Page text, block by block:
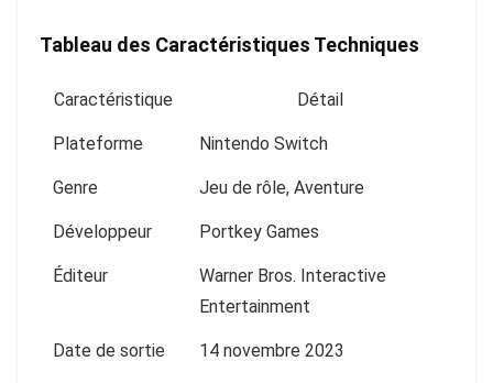
Tableau des Caractéristiques Techniques
Caractéristique Détail
Plateforme Nintendo Switch
Genre Jeu de rôle, Aventure
Développeur Portkey Games
Éditeur
Warner Bros. Interactive
Entertainment
Date de sortie 14 novembre 2023